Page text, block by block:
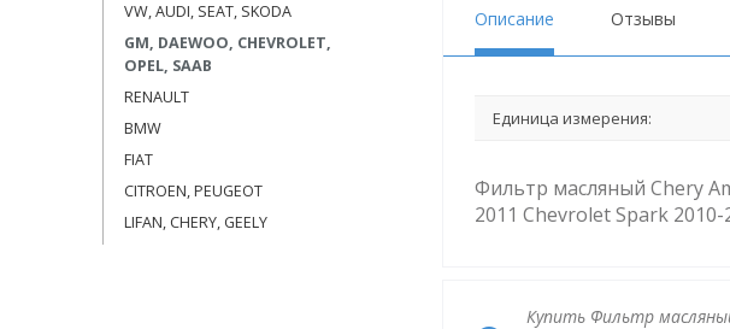
VW, AUDI, SEAT, SKODA
GM, DAEWOO, CHEVROLET,
OPEL, SAAB
RENAULT
BMW
FIAT
CITROEN, PEUGEOT
LIFAN, CHERY, GEELY
Описание Отзывы
Единица измерения:
Фильтр масляный Chery
2011 Chevrolet Spark
Купить Фильтр масляный